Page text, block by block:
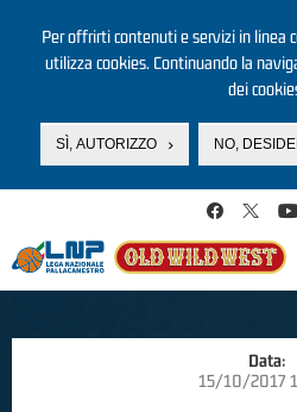
Per offrirti contenuti e servizi in linea
utilizza cookies. Continuando la
dei
SÌ, AUTORIZZO NO,
Data:
15/10/2017